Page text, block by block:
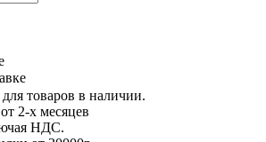
товаров в наличии.
2-х месяцев
НДС.